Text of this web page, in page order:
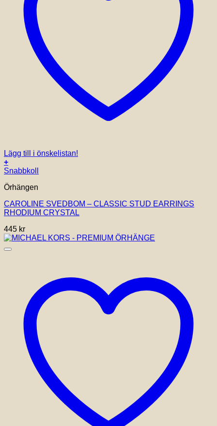
Lägg till i önskelistan!
+
Snabbkoll
Örhängen
CAROLINE SVEDBOM – CLASSIC STUD EARRINGS
RHODIUM CRYSTAL
445 kr